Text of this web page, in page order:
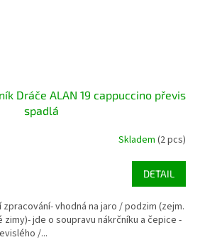
Dráče ALAN 19 cappuccino převis
spadlá
Skladem (2 pcs)
DETAIL
vhodná na jaro / podzim (zejm.
jde o soupravu nákrčníku a čepice -
/...